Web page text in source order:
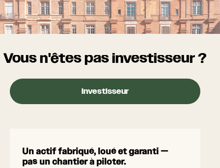
Vous n'êtes pas investisseur ?
Investisseur
Un actif fabriqué, loué et garanti —
pas un chantier à piloter.